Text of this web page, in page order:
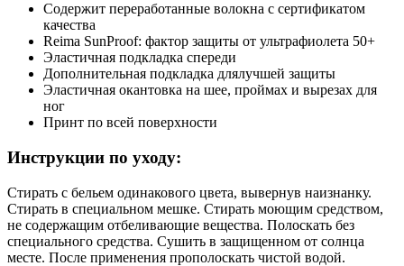
Содержит переработанные волокна с сертификатом
качества
Reima SunProof: фактор защиты от ультрафиолета 50+
Эластичная подкладка спереди
Дополнительная подкладка длялучшей защиты
Эластичная окантовка на шее, проймах и вырезах для
ног
Принт по всей поверхности
Инструкции по уходу:
Стирать с бельем одинакового цвета, вывернув наизнанку.
Стирать в специальном мешке. Стирать моющим средством,
не содержащим отбеливающие вещества. Полоскать без
специального средства. Сушить в защищенном от солнца
месте. После применения прополоскать чистой водой.